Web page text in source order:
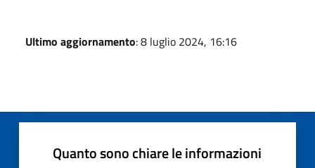
Ultimo aggiornamento: 8 luglio 2024, 16:16
Quanto sono chiare le informazioni